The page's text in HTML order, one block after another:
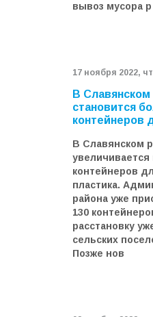
вывоз мусора р
17 ноября 2022,
В Славянском
становится
контейнеров
В Славянском
увеличивается
контейнеров
пластика.
района уже
130
расстановку
сельских
Позже нов